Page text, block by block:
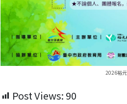
2026裕
Post Views: 90